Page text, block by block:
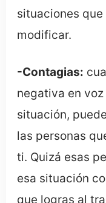
situaciones
modificar.
-Contagias:
negativa en
situación,
las personas
ti. Quizá esas
esa situación
que logras al